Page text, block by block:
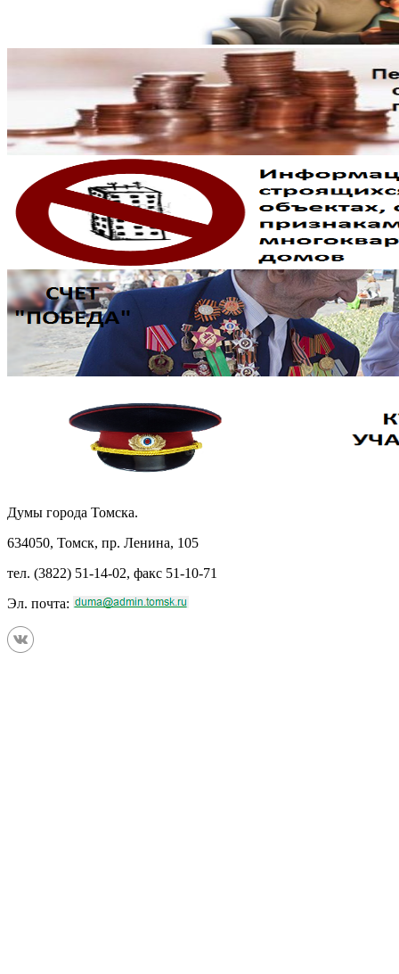
Думы города Томска.
634050, Томск, пр. Ленина, 105
тел. (3822) 51-14-02, факс 51-10-71
Эл. почта: